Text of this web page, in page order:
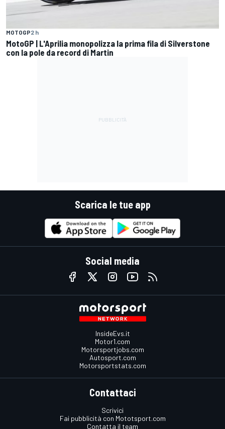
MOTOGP2 h
MotoGP | L'Aprilia monopolizza la prima fila di Silverstone
con la pole da record di Martin
Scarica le tue app
Social media
InsideEvs.it
Motor1.com
Motorsportjobs.com
Autosport.com
Motorsportstats.com
Contattaci
Scrivici
Fai pubblicità con Mototsport.com
Contatta il team